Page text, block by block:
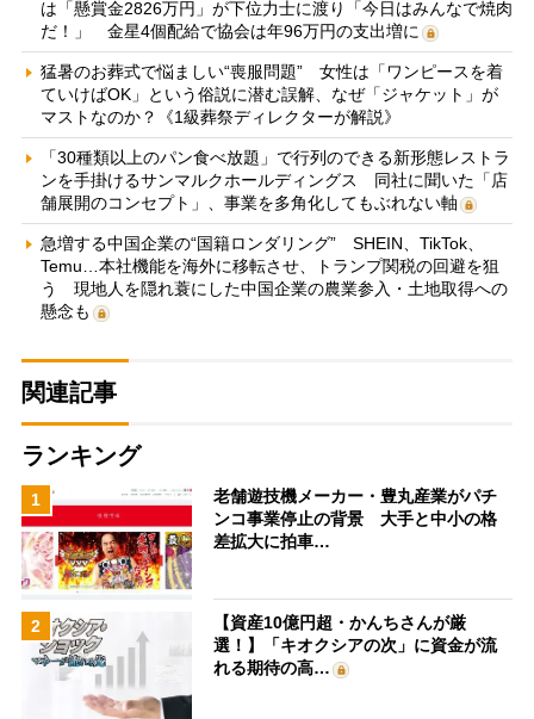
は「懸賞金2826万円」が下位力士に渡り「今日はみんなで焼肉
だ！」 金星4個配給で協会は年96万円の支出増に
猛暑のお葬式で悩ましい“喪服問題” 女性は「ワンピースを着
ていけばOK」という俗説に潜む誤解、なぜ「ジャケット」が
マストなのか？《1級葬祭ディレクターが解説》
「30種類以上のパン食べ放題」で行列のできる新形態レストラ
ンを手掛けるサンマルクホールディングス 同社に聞いた「店
舗展開のコンセプト」、事業を多角化してもぶれない軸
急増する中国企業の“国籍ロンダリング” SHEIN、TikTok、
Temu…本社機能を海外に移転させ、トランプ関税の回避を狙
う 現地人を隠れ蓑にした中国企業の農業参入・土地取得への
懸念も
関連記事
ランキング
1
老舗遊技機メーカー・豊丸産業がパチ
ンコ事業停止の背景 大手と中小の格
差拡大に拍車…
2
【資産10億円超・かんちさんが厳
選！】「キオクシアの次」に資金が流
れる期待の高…